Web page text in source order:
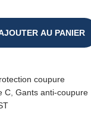
AU PANIER
coupure
C, Gants anti-coupure